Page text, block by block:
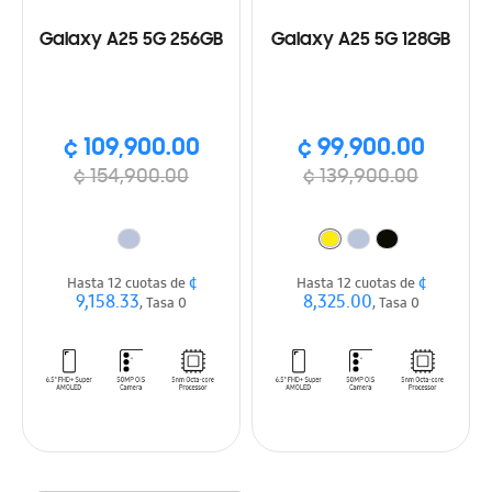
Galaxy A25 5G 256GB
¢ 109,900.00
¢ 154,900.00
Hasta 12 cuotas de¢
9,158.33, Tasa 0
Galaxy A25 5G 128GB
¢ 99,900.00
¢ 139,900.00
Hasta 12 cuotas de¢
8,325.00, Tasa 0